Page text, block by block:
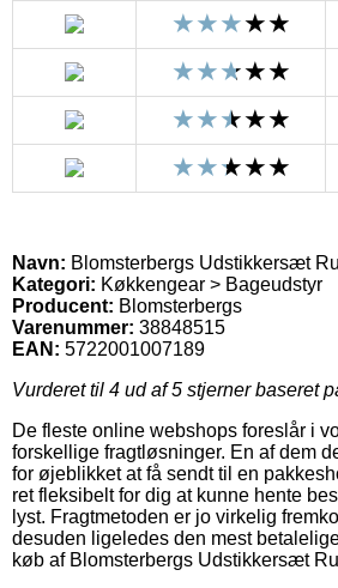
Navn: Blomsterbergs Udstikkersæt
Kategori: Køkkengear > Bageudstyr
Producent: Blomsterbergs
Varenummer: 38848515
EAN: 5722001007189
Vurderet til 4 ud af 5 stjerner baseret
De fleste online webshops foreslår i
forskellige fragtløsninger. En af dem
for øjeblikket at få sendt til en
ret fleksibelt for dig at kunne hente
lyst. Fragtmetoden er jo virkelig
desuden ligeledes den mest
køb af Blomsterbergs Udstikkersæt